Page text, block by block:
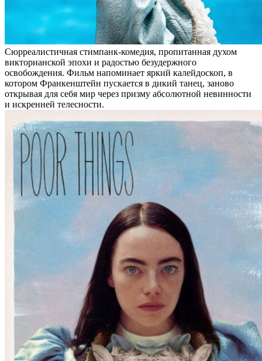
Сюрреалистичная стимпанк-комедия, пропитанная духом
викторианской эпохи и радостью безудержного
освобождения. Фильм напоминает яркий калейдоскоп, в
котором Франкенштейн пускается в дикий танец, заново
открывая для себя мир через призму абсолютной невинности
и искренней телесности.